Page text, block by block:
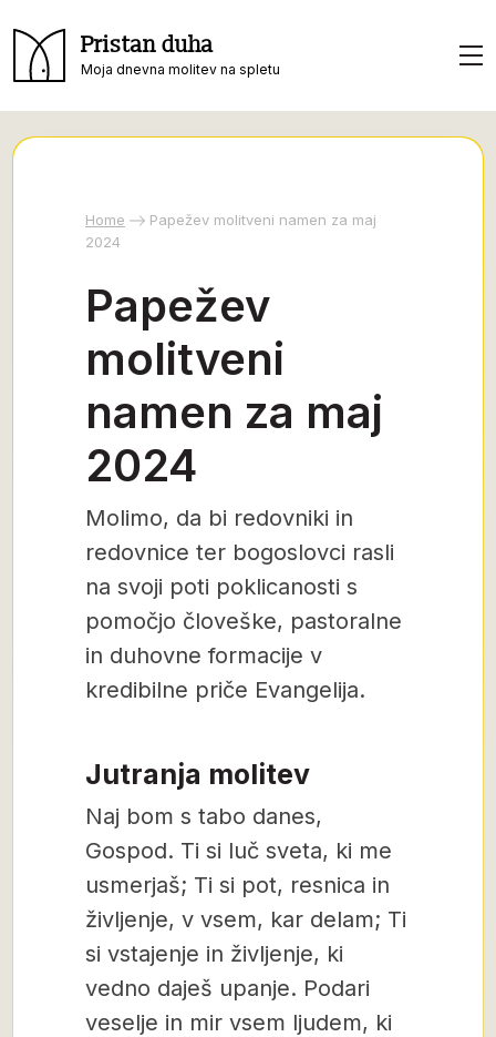
Pristan duha
Moja dnevna molitev na spletu
Home
Papežev molitveni namen za maj
2024
Papežev
molitveni
namen za maj
2024
Molimo, da bi redovniki in
redovnice ter bogoslovci rasli
na svoji poti poklicanosti s
pomočjo človeške, pastoralne
in duhovne formacije v
kredibilne priče Evangelija.
Jutranja molitev
Naj bom s tabo danes,
Gospod. Ti si luč sveta, ki me
usmerjaš; Ti si pot, resnica in
življenje, v vsem, kar delam; Ti
si vstajenje in življenje, ki
vedno daješ upanje. Podari
veselje in mir vsem ljudem, ki